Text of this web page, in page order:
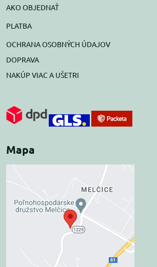
AKO OBJEDNAŤ
PLATBA
OCHRANA OSOBNÝCH ÚDAJOV
DOPRAVA
NAKÚP VIAC A UŠETRI
Mapa
Externý obsah je
blokovaný Voľbami
súkromia
Prajete si načítať externý obsah?
Povoliť tentokrát